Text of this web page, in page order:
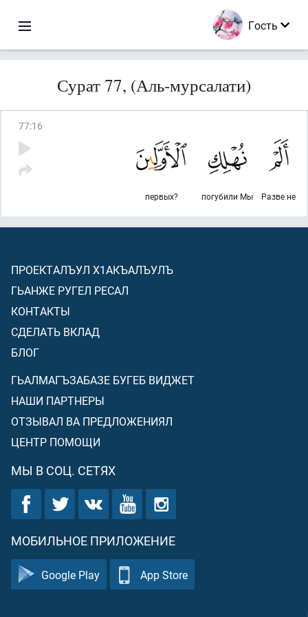
Гость
Сурат 77, (Аль-мурсалати)
77:16
Разве не
погубили Мы
первых?
ПРОЕКТАЛЪУЛ Х1АКЪАЛЪУЛЪ
ГЬАНЖЕ РУГЕЛ РЕСАЛ
КОНТАКТЫ
СДЕЛАТЬ ВКЛАД
БЛОГ
ГЬАЛМАГЪЗАБАЗЕ БУГЕБ ВИДЖЕТ
НАШИ ПАРТНЕРЫ
ОТЗЫВАЛ ВА ПРЕДЛОЖЕНИЯЛ
ЦЕНТР ПОМОЩИ
МЫ В СОЦ. СЕТЯХ
МОБИЛЬНОЕ ПРИЛОЖЕНИЕ
Google Play App Store